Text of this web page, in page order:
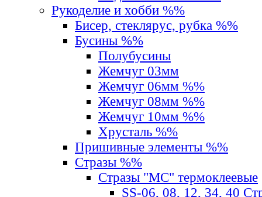
Рукоделие и хобби %%
Бисер, стеклярус, рубка %%
Бусины %%
Полубусины
Жемчуг 03мм
Жемчуг 06мм %%
Жемчуг 08мм %%
Жемчуг 10мм %%
Хрусталь %%
Пришивные элементы %%
Стразы %%
Стразы "MС" термоклеевые
SS-06, 08, 12, 34, 40